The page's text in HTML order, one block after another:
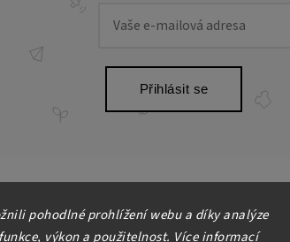
pohodlné prohlížení webu a díky analýze
výkon a použitelnost. Více informací
Přihlásit se